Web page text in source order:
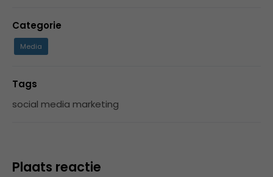
Categorie
Media
Tags
social media marketing
Plaats reactie